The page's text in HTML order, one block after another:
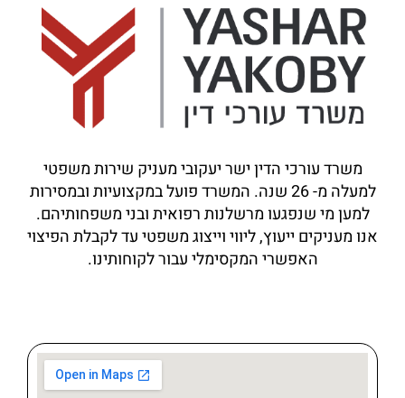
משרד עורכי הדין ישר יעקובי מעניק שירות משפטי
למעלה מ-26שנה. המשרד פועל במקצועיות ובמסירות
למען מי שנפגעו מרשלנות רפואית ובני משפחותיהם.
אנו מעניקים ייעוץ, ליווי וייצוג משפטי עד לקבלת הפיצוי
האפשרי המקסימלי עבור לקוחותינו.